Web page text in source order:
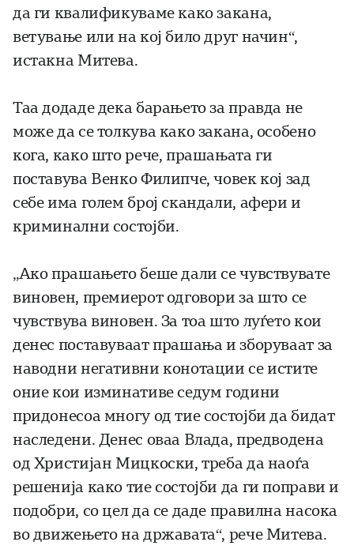
да ги квалификуваме како закана,
ветување или на кој било друг начин“,
истакна Митева.
Таа додаде дека барањето за правда не
може да се толкува како закана, особено
кога, како што рече, прашањата ги
поставува Венко Филипче, човек кој зад
себе има голем број скандали, афери и
криминални состојби.
„Ако прашањето беше дали се чувствувате
виновен, премиерот одговори за што се
чувствува виновен. За тоа што луѓето кои
денес поставуваат прашања и зборуваат за
наводни негативни конотации се истите
оние кои изминативе седум години
придонесоа многу од тие состојби да бидат
наследени. Денес оваа Влада, предводена
од Христијан Мицкоски, треба да наоѓа
решенија како тие состојби да ги поправи и
подобри, со цел да се даде правилна насока
во движењето на државата“, рече Митева.